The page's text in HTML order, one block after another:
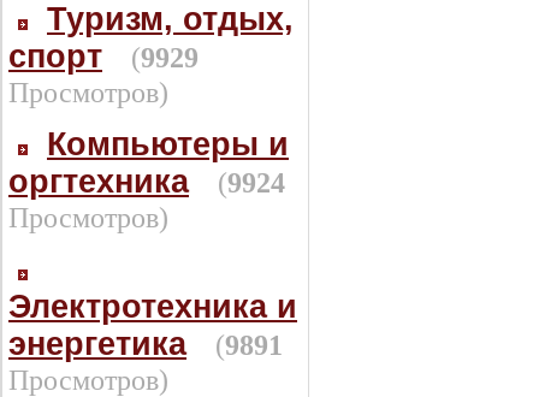
Туризм, отдых,
спорт
(9929
Просмотров)
Компьютеры и
оргтехника
(9924
Просмотров)
Электротехника и
энергетика
(9891
Просмотров)